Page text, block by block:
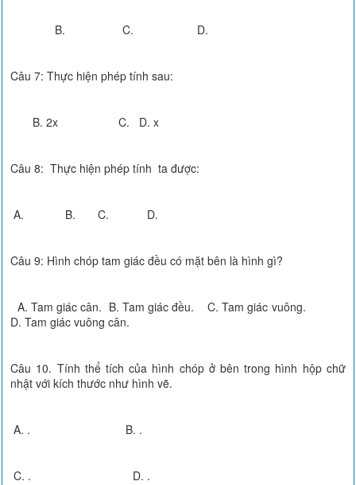
B. C. D.
Câu 7: Thực hiện phép tính sau:
B. 2x C. D. x
Câu 8: Thực hiện phép tính ta được:
A. B. C. D.
Câu 9: Hình chóp tam giác đều có mặt bên là hình gì?
A. Tam giác cân. B. Tam giác đều. C. Tam giác vuông.
D. Tam giác vuông cân.
Câu 10. Tính thể tích của hình chóp ở bên trong hình hộp chữ
nhật với kích thước như hình vẽ.
A. . B. .
C. . D. .